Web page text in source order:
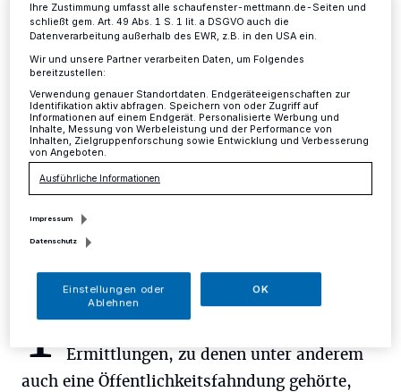
Mettmann·Seit dem 24. November wurde in der
Kreisstadt Mettmann eine 17-jährige Ausreißerin
vermisst, die an diesem Tag ihr familiäres Umfeld verließ
und seitdem scheinbar spurlos verschwunden war.
15.12.2015 , 13:37 Uhr Eine Minute Lesezeit
T Ermittlungen, zu denen unter anderem
auch eine Öffentlichkeitsfahndung gehörte,
Ihre Zustimmung umfasst alle schaufenster-mettmann.de-Seiten und
schließt gem. Art. 49 Abs. 1 S. 1 lit. a DSGVO auch die
Datenverarbeitung außerhalb des EWR, z.B. in den USA ein.
Wir und unsere Partner verarbeiten Daten, um Folgendes
bereitzustellen:
Verwendung genauer Standortdaten. Endgeräteeigenschaften zur
Identifikation aktiv abfragen. Speichern von oder Zugriff auf
Informationen auf einem Endgerät. Personalisierte Werbung und
Inhalte, Messung von Werbeleistung und der Performance von
Inhalten, Zielgruppenforschung sowie Entwicklung und Verbesserung
von Angeboten.
Ausführliche Informationen
Impressum
Datenschutz
Einstellungen oder
Ablehnen
OK